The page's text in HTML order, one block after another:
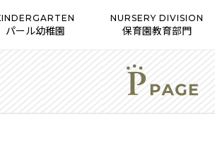
パール幼稚園
NURSERY DIVISION
保育園教育部門